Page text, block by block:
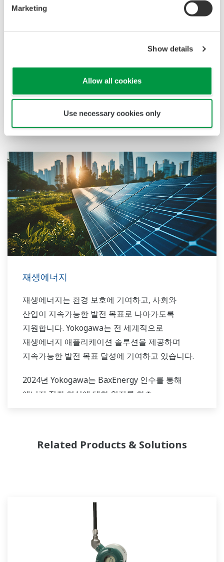
Marketing
Show details
Allow all cookies
Use necessary cookies only
모았습니다. Yokogawa의 전력 산업 전문가들은 각
솔루션을 제공하기 위해 협력합니다.
날씨와 관계없는 전력 생산
재생에너지
재생에너지는 환경 보호에 기여하고, 사회와
산업이 지속가능한 발전 목표로 나아가도록
지원합니다. Yokogawa는 전 세계적으로
재생에너지 애플리케이션 솔루션을 제공하며
지속가능한 발전 목표 달성에 기여하고 있습니다.
2024년 Yokogawa는 BaxEnergy 인수를 통해
에너지 전환 혁신에 대한 의지를 한층
엔드투엔드 솔루션을 제공합니다. 또한 다양한
Related Products & Solutions